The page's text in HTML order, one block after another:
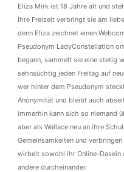
Eliza Mirk ist 18 Jahre alt und
Ihre Freizeit verbringt sie am
denn Eliza zeichnet einen
Pseudonym LadyConstellation
begann, sammelt sie eine stetig
sehnsüchtig jeden Freitag auf
wer hinter dem Pseudonym
Anonymität und bleibt auch
immerhin kann sich so niemand
aber als Wallace neu an ihre
Gemeinsamkeiten und
wirbelt sowohl ihr Online-Dasein
andere durcheinander.